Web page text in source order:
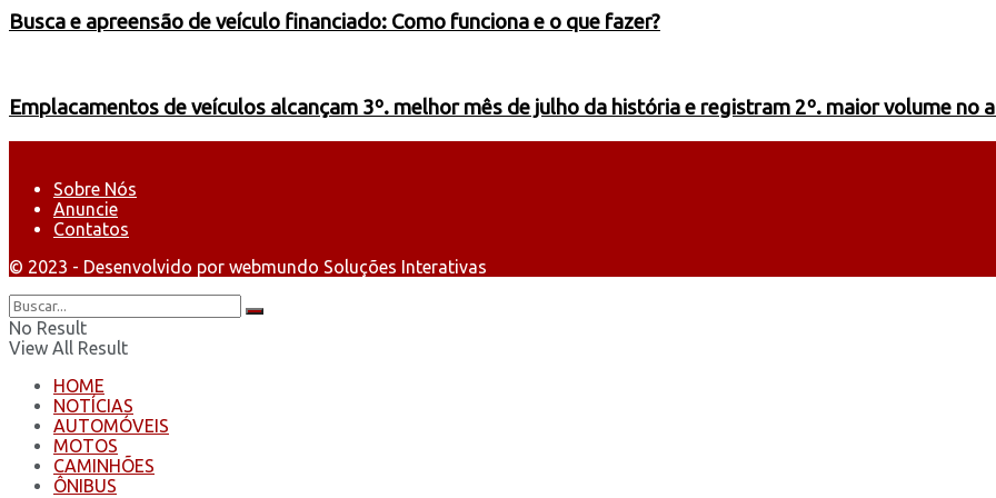
Busca e apreensão de veículo financiado: Como funciona e o que fazer?
Emplacamentos de veículos alcançam 3º. melhor mês de julho da história e registram 2º. maior volume no
Sobre Nós
Anuncie
Contatos
© 2023 - Desenvolvido por webmundo Soluções Interativas
No Result
View All Result
HOME
NOTÍCIAS
AUTOMÓVEIS
MOTOS
CAMINHÕES
ÔNIBUS